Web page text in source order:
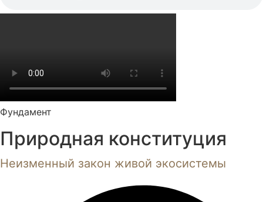
Фундамент
Природная конституция
Неизменный закон живой экосистемы